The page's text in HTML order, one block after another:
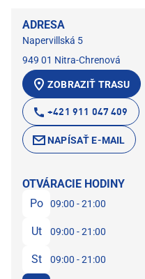
ADRESA
Napervillská 5
949 01 Nitra-Chrenová
ZOBRAZIŤ TRASU
+421 911 047 409
NAPÍSAŤ E-MAIL
OTVÁRACIE HODINY
Po
09:00 - 21:00
Ut 09:00 - 21:00
St 09:00 - 21:00